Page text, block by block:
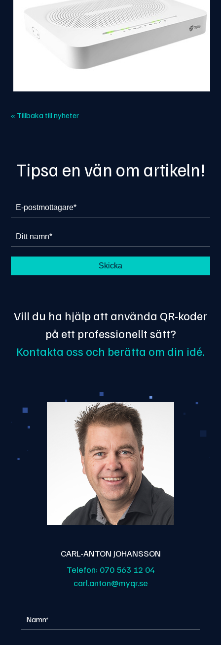
« Tillbaka till nyheter
Tipsa en vän om artikeln!
Vill du ha hjälp att använda QR-koder
på ett professionellt sätt?
Kontakta oss och berätta om din idé.
CARL-ANTON JOHANSSON
Telefon: 070 563 12 04
carl.anton@myqr.se